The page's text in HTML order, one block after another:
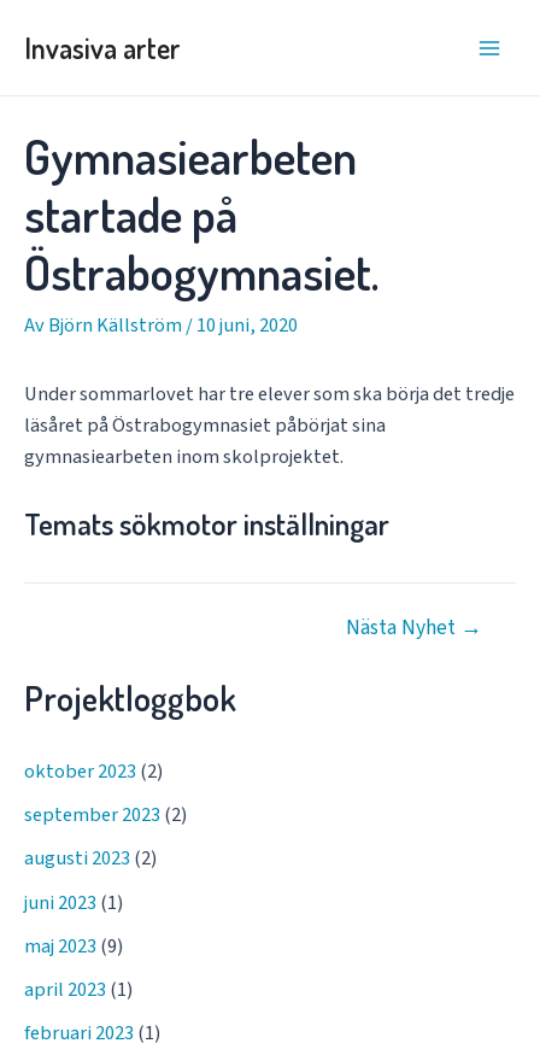
Invasiva arter
Gymnasiearbeten
startade på
Östrabogymnasiet.
AvBjörn Källström/10 juni, 2020
Under sommarlovet har tre elever som ska börja det tredje
läsåret på Östrabogymnasiet påbörjat sina
gymnasiearbeten inom skolprojektet.
Temats sökmotor inställningar
Nästa Nyhet →
Projektloggbok
oktober 2023 (2)
september 2023 (2)
augusti 2023 (2)
juni 2023 (1)
maj 2023 (9)
april 2023 (1)
februari 2023 (1)